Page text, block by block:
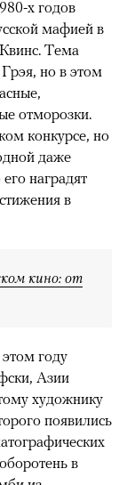
х годов
мафией в
Тема
но в этом
отморозки.
конкурсе, но
даже
наградят
в
кино: от
году
Азии
художнику
появились
в